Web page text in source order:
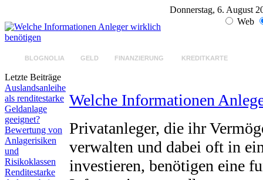
Donnerstag, 6. August
Web
BLOGNOLIA GELD FINANZIERUNG KREDITKARTE
Letzte Beiträge
Auslandsanleihe
als renditestarke
Geldanlage
geeignet?
Bewertung von
Anlagerisiken
und
Risikoklassen
Renditestarke
Welche Informationen
Privatanleger, die ihr
verwalten und dabei oft in
investieren, benötigen eine